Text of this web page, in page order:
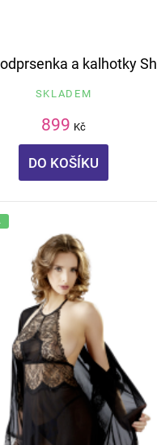
a kalhotky
SKLADEM
899 Kč
DO KOŠÍKU